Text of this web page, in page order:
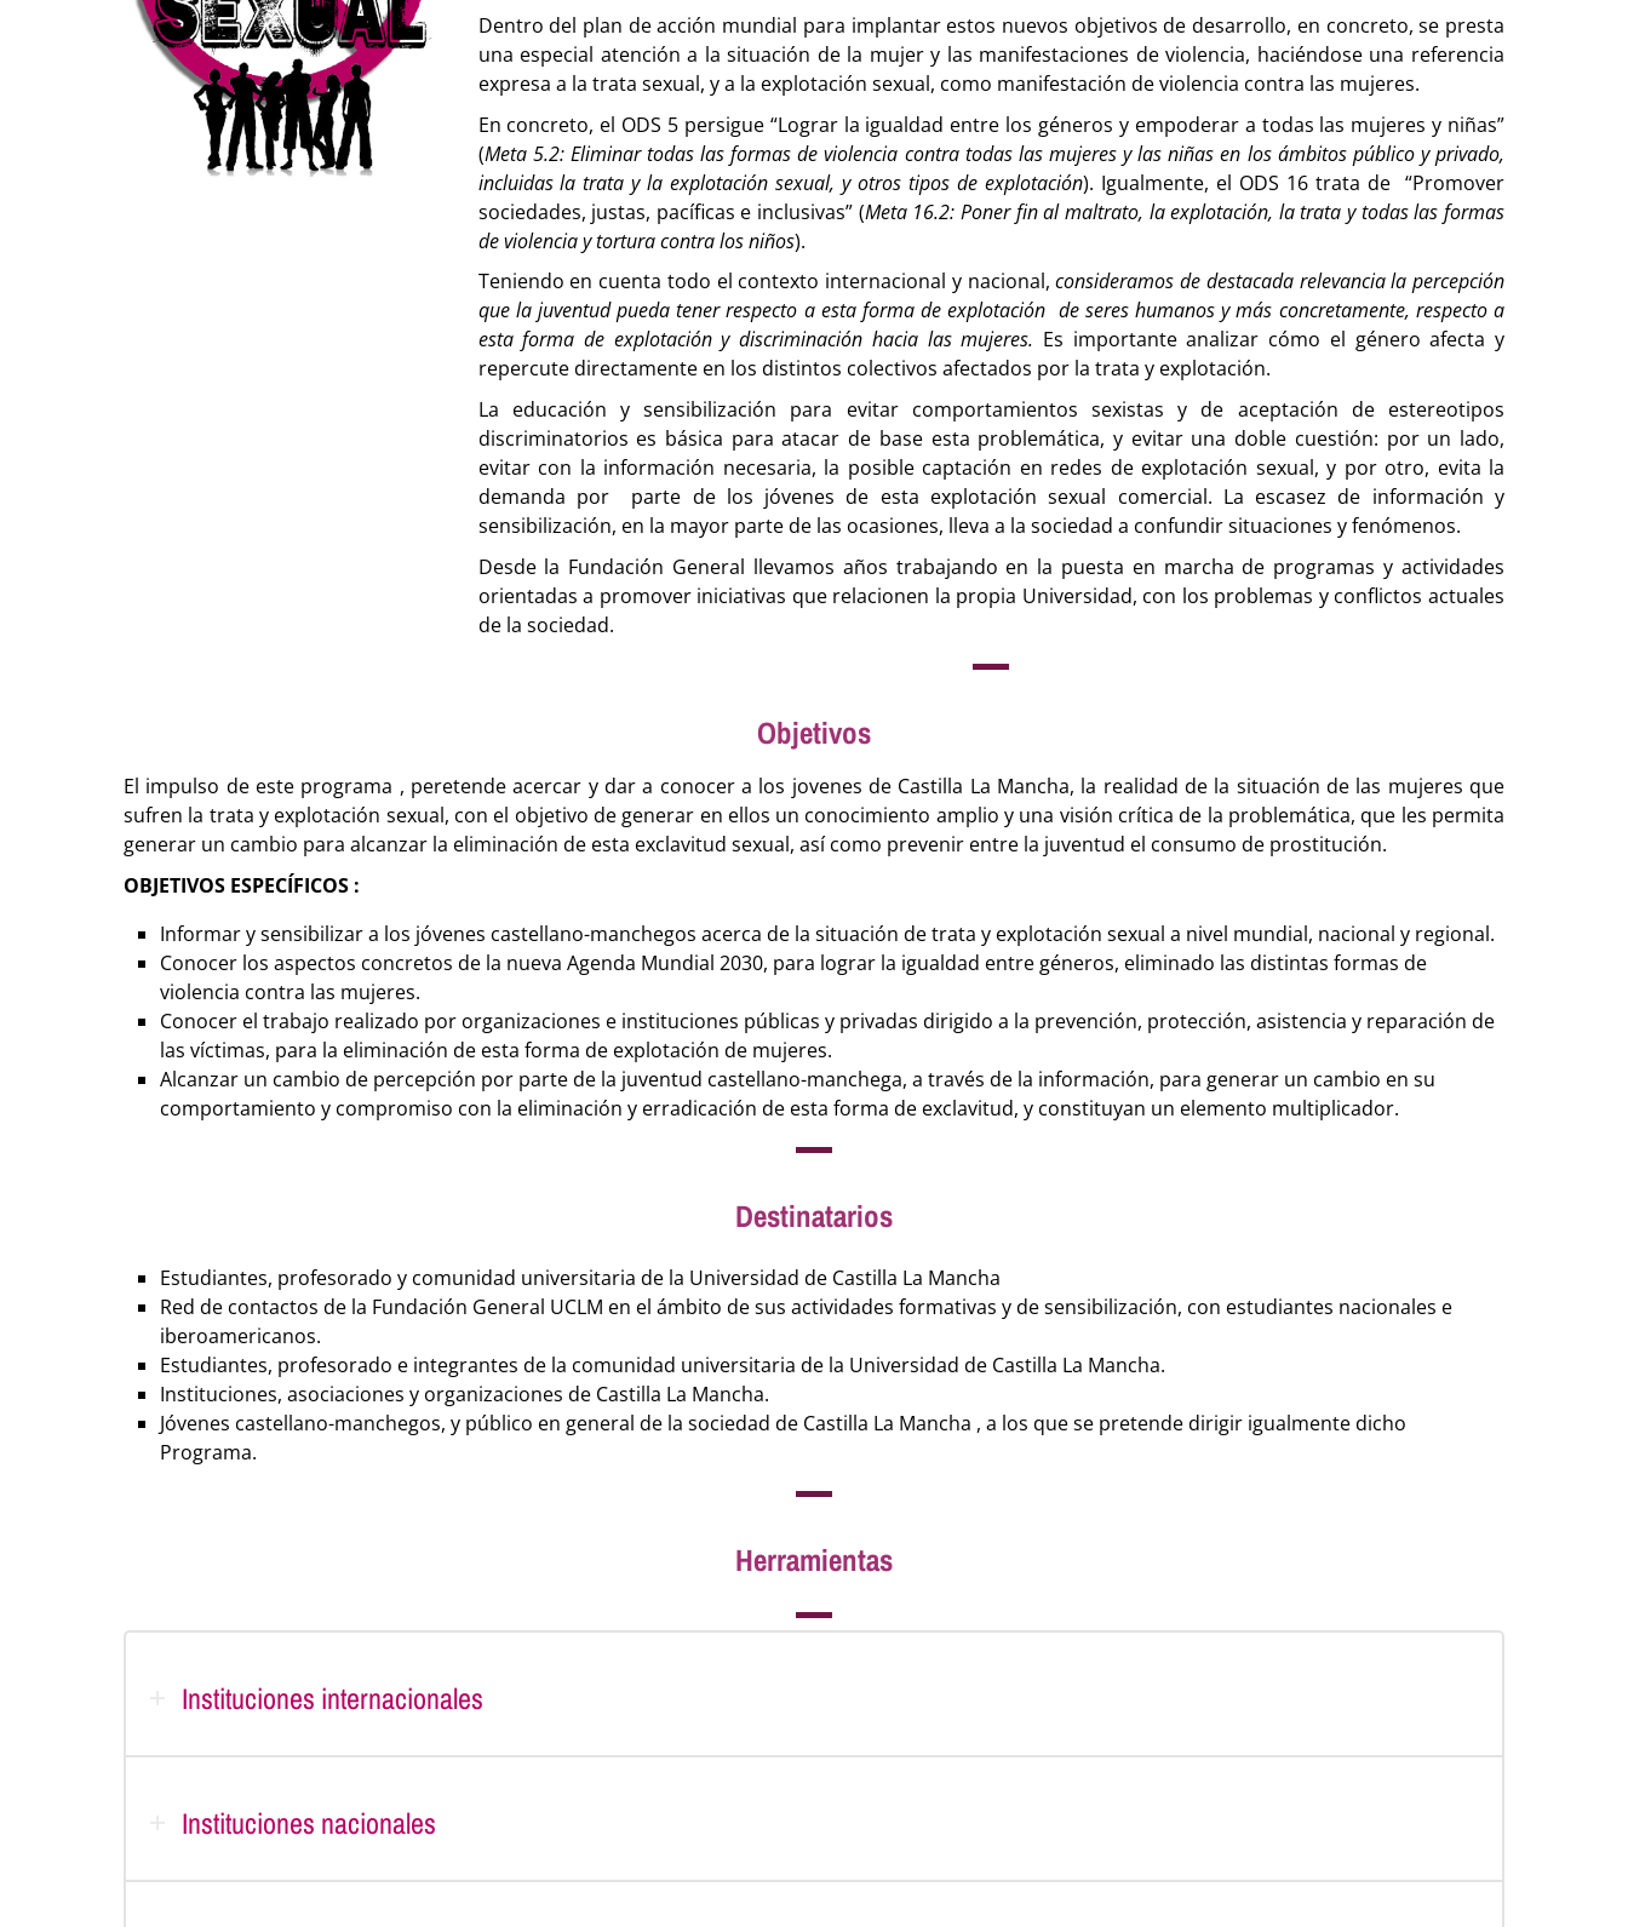
Dentro del plan de acción mundial para implantar estos nuevos objetivos de desarrollo, en concreto, se presta
una especial atención a la situación de la mujer y las manifestaciones de violencia, haciéndose una referencia
expresa a la trata sexual, y a la explotación sexual, como manifestación de violencia contra las mujeres.
En concreto, el ODS 5 persigue “Lograr la igualdad entre los géneros y empoderar a todas las mujeres y niñas”
(Meta 5.2: Eliminar todas las formas de violencia contra todas las mujeres y las niñas en los ámbitos público y privado,
incluidas la trata y la explotación sexual, y otros tipos de explotación). Igualmente, el ODS 16 trata de “Promover
sociedades, justas, pacíficas e inclusivas” (Meta 16.2: Poner fin al maltrato, la explotación, la trata y todas las formas
de violencia y tortura contra los niños).
Teniendo en cuenta todo el contexto internacional y nacional,consideramos de destacada relevancia la percepción
que la juventud pueda tener respecto a esta forma de explotación de seres humanos y más concretamente, respecto a
esta forma de explotación y discriminación hacia las mujeres. Es importante analizar cómo el género afecta y
repercute directamente en los distintos colectivos afectados por la trata y explotación.
La educación y sensibilización para evitar comportamientos sexistas y de aceptación de estereotipos
discriminatorios es básica para atacar de base esta problemática, y evitar una doble cuestión: por un lado,
evitar con la información necesaria, la posible captación en redes de explotación sexual, y por otro, evita la
demanda por parte de los jóvenes de esta explotación sexual comercial. La escasez de información y
sensibilización, en la mayor parte de las ocasiones, lleva a la sociedad a confundir situaciones y fenómenos.
Desde la Fundación General llevamos años trabajando en la puesta en marcha de programas y actividades
orientadas a promover iniciativas que relacionen la propia Universidad, con los problemas y conflictos actuales
de la sociedad.
Objetivos
El impulso de este programa , peretende acercar y dar a conocer a los jovenes de Castilla La Mancha, la realidad de la situación de las mujeres que
sufren la trata y explotación sexual, con el objetivo de generar en ellos un conocimiento amplio y una visión crítica de la problemática, que les permita
generar un cambio para alcanzar la eliminación de esta exclavitud sexual, así como prevenir entre la juventud el consumo de prostitución.
OBJETIVOS ESPECÍFICOS :
Informar y sensibilizar a los jóvenes castellano-manchegos acerca de la situación de trata y explotación sexual a nivel mundial, nacional y regional.
Conocer los aspectos concretos de la nueva Agenda Mundial 2030, para lograr la igualdad entre géneros, eliminado las distintas formas de
violencia contra las mujeres.
Conocer el trabajo realizado por organizaciones e instituciones públicas y privadas dirigido a la prevención, protección, asistencia y reparación de
las víctimas, para la eliminación de esta forma de explotación de mujeres.
Alcanzar un cambio de percepción por parte de la juventud castellano-manchega, a través de la información, para generar un cambio en su
comportamiento y compromiso con la eliminación y erradicación de esta forma de exclavitud, y constituyan un elemento multiplicador.
Destinatarios
Estudiantes, profesorado y comunidad universitaria de la Universidad de Castilla La Mancha
Red de contactos de la Fundación General UCLM en el ámbito de sus actividades formativas y de sensibilización, con estudiantes nacionales e
iberoamericanos.
Estudiantes, profesorado e integrantes de la comunidad universitaria de la Universidad de Castilla La Mancha.
Instituciones, asociaciones y organizaciones de Castilla La Mancha.
Jóvenes castellano-manchegos, y público en general de la sociedad de Castilla La Mancha , a los que se pretende dirigir igualmente dicho
Programa.
Herramientas
Instituciones internacionales
Instituciones nacionales